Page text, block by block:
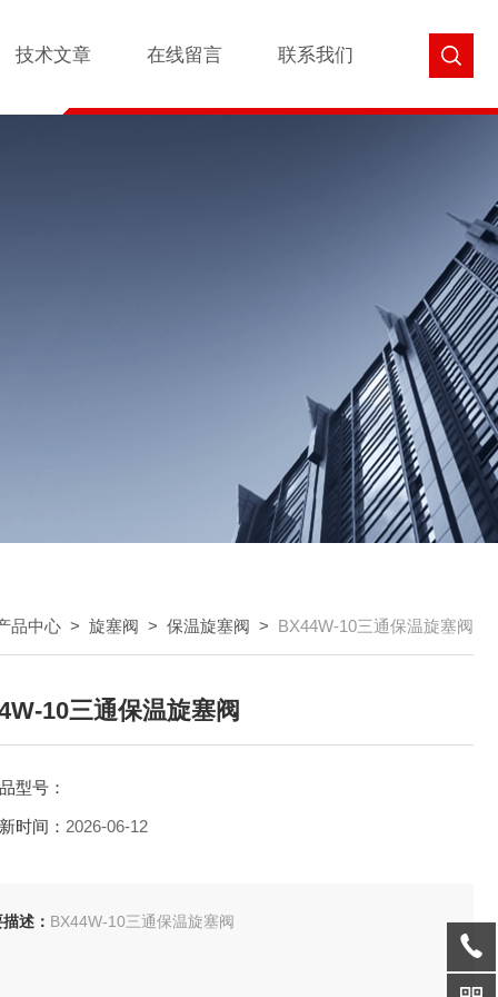
技术文章 在线留言 联系我们
品中心 > 旋塞阀 > 保温旋塞阀 > BX44W-10三通保温旋塞阀
10三通保温旋塞阀
型号：
时间： 2026-06-12
述： BX44W-10三通保温旋塞阀